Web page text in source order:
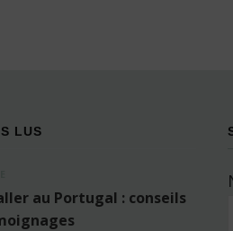
LUS
au Portugal : conseils